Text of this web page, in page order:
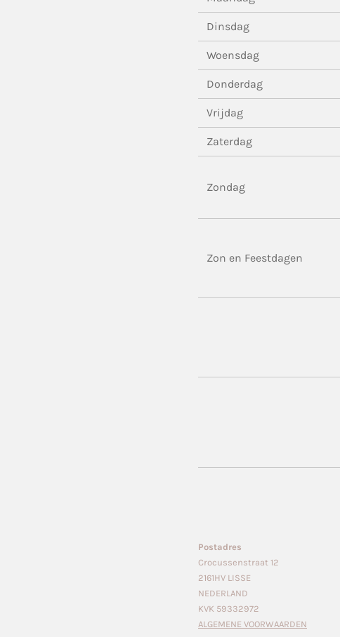
Dinsdag
Woensdag
Donderdag
Vrijdag
Zaterdag
Zondag
Zon en Feestdagen
Postadres
Crocussenstraat 12
2161HV LISSE
NEDERLAND
KVK 59332972
ALGEMENE VOORWAARDEN